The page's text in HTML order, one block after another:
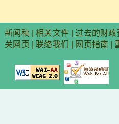
新闻稿| 相关文件 |过去的财政
关网页
联络我们 网页指南